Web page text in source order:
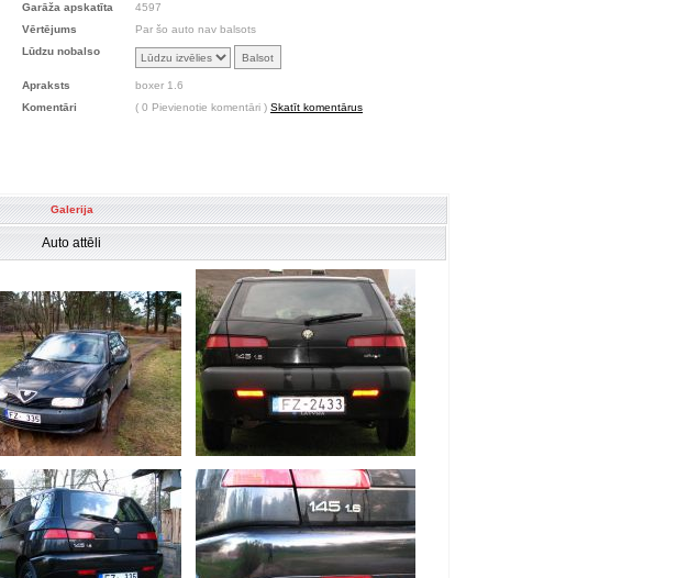
Garāža apskatīta
4597
Vērtējums
Par šo auto nav balsots
Lūdzu nobalso
Apraksts
boxer 1.6
Komentāri
( 0 Pievienotie komentāri ) Skatīt komentārus
Galerija
Auto attēli